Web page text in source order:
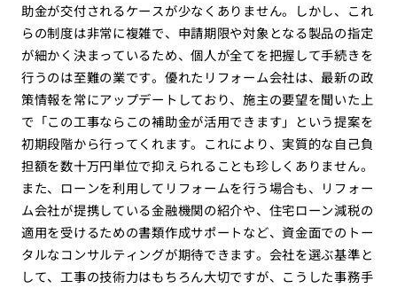
助金が交付されるケースが少なくありません。しかし、これ
らの制度は非常に複雑で、申請期限や対象となる製品の指定
が細かく決まっているため、個人が全てを把握して手続きを
行うのは至難の業です。優れたリフォーム会社は、最新の政
策情報を常にアップデートしており、施主の要望を聞いた上
で「この工事ならこの補助金が活用できます」という提案を
初期段階から行ってくれます。これにより、実質的な自己負
担額を数十万円単位で抑えられることも珍しくありません。
また、ローンを利用してリフォームを行う場合も、リフォー
ム会社が提携している金融機関の紹介や、住宅ローン減税の
適用を受けるための書類作成サポートなど、資金面でのトー
タルなコンサルティングが期待できます。会社を選ぶ基準と
して、工事の技術力はもちろん大切ですが、こうした事務手